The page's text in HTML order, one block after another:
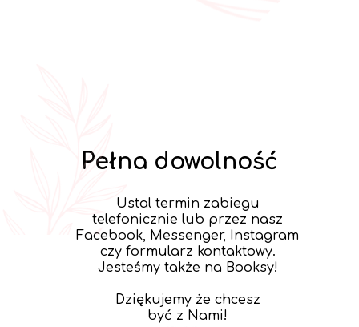
Pełna dowolność
Ustal termin zabiegu
telefonicznie lub przez nasz
Facebook, Messenger, Instagram
czy formularz kontaktowy.
Jesteśmy także na Booksy!
Dziękujemy że chcesz
być z Nami!